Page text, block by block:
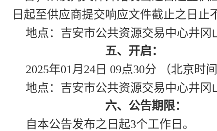
日起至供应商提交响应文件截止之日止
地点：吉安市公共资源交易中心井冈
五、开启：
2025年01月24日 09点30分 （北京时
地点：吉安市公共资源交易中心井冈
六、公告期限：
自本公告发布之日起3个工作日。